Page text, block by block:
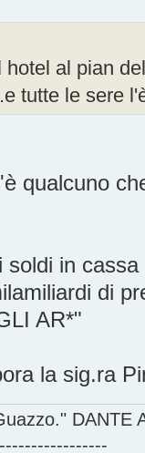
al pian
tutte le sere
qualcuno
in
di
AR*"
la sig.ra
DANTE